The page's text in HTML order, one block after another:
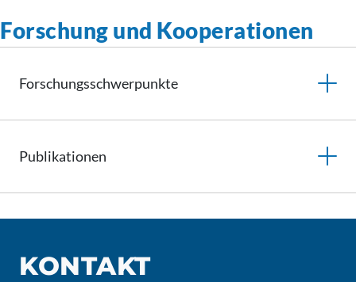
Forschung und Kooperationen
Forschungsschwerpunkte
Publikationen
KONTAKT